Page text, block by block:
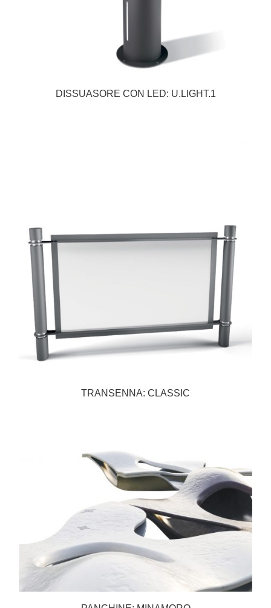
DISSUASORE CON LED: U.LIGHT.1
TRANSENNA: CLASSIC